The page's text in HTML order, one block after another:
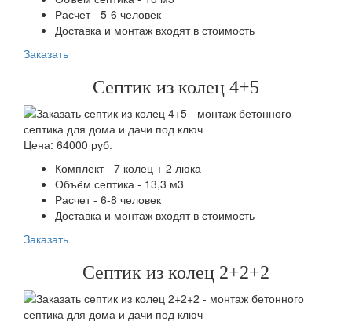
Расчет - 5-6 человек
Доставка и монтаж входят в стоимость
Заказать
Септик из колец 4+5
Цена: 64000 руб.
Комплект - 7 колец + 2 люка
Объём септика - 13,3 м3
Расчет - 6-8 человек
Доставка и монтаж входят в стоимость
Заказать
Септик из колец 2+2+2